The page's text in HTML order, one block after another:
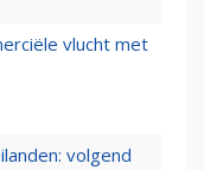
vlucht met
volgend